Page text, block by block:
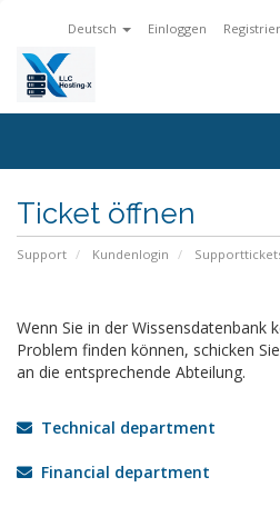
Deutsch Einloggen
Ticket öffnen
Support Kundenlogin
Wenn Sie in der Wissensdatenbank
Problem finden können, schicken
an die entsprechende Abteilung.
Technical department
Financial department